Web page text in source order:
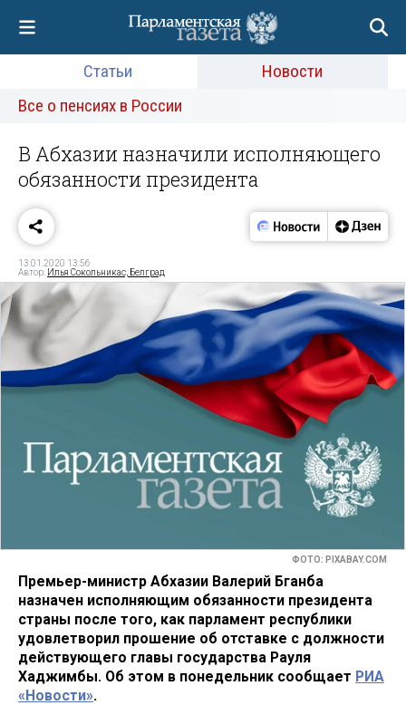
Статьи
Новости
Все о пенсиях в России
В Абхазии назначили исполняющего
обязанности президента
13.01.2020 13:56
Автор: Илья Сокольникас, Белград
ФОТО: PIXABAY.COM
Премьер-министр Абхазии Валерий Бганба
назначен исполняющим обязанности президента
страны после того, как парламент республики
удовлетворил прошение об отставке с должности
действующего главы государства Рауля
Хаджимбы. Об этом в понедельник сообщает РИА
«Новости».